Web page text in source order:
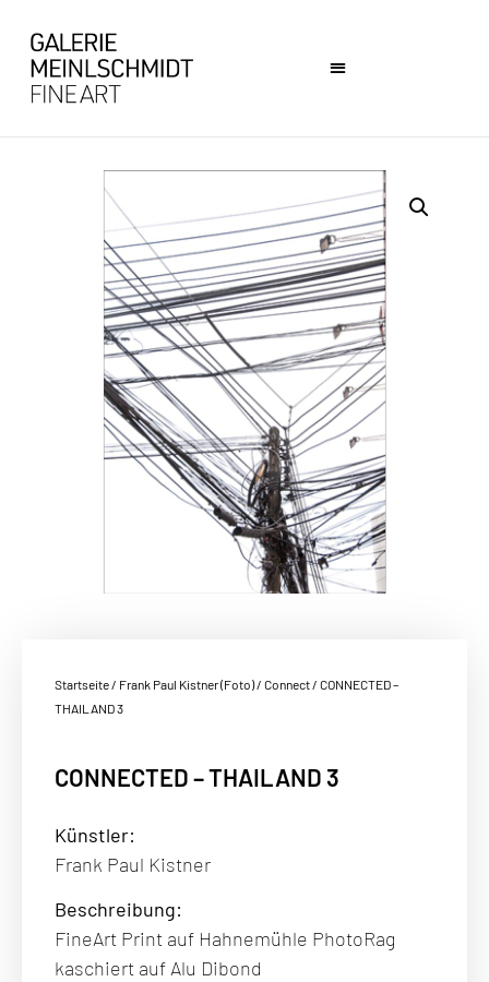
Startseite/ Frank Paul Kistner (Foto)/ Connect/ CONNECTED –
THAILAND 3
CONNECTED – THAILAND 3
Künstler:
Frank Paul Kistner
Beschreibung:
FineArt Print auf Hahnemühle PhotoRag
kaschiert auf Alu Dibond